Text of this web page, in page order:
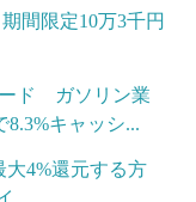
間限定10万3千円
ード ガソリン業
キャッシ...
大4%還元する方
...